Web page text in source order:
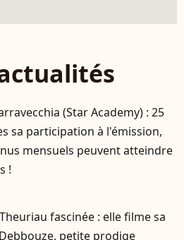
(Star Academy) : 25
sa participation à l'émission,
mensuels peuvent atteindre
!
fascinée : elle filme sa
petite prodige